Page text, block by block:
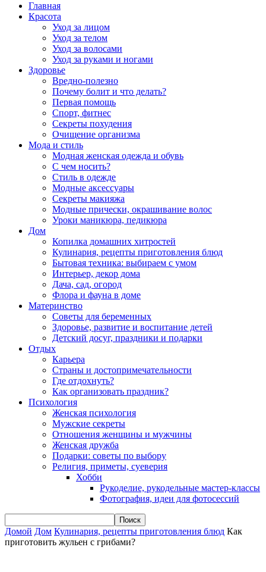
Главная
Красота
Уход за лицом
Уход за телом
Уход за волосами
Уход за руками и ногами
Здоровье
Вредно-полезно
Почему болит и что делать?
Первая помощь
Спорт, фитнес
Секреты похудения
Очищение организма
Мода и стиль
Модная женская одежда и обувь
С чем носить?
Стиль в одежде
Модные аксессуары
Секреты макияжа
Модные прически, окрашивание волос
Уроки маникюра, педикюра
Дом
Копилка домашних хитростей
Кулинария, рецепты приготовления блюд
Бытовая техника: выбираем с умом
Интерьер, декор дома
Дача, сад, огород
Флора и фауна в доме
Материнство
Советы для беременных
Здоровье, развитие и воспитание детей
Детский досуг, праздники и подарки
Отдых
Карьера
Страны и достопримечательности
Где отдохнуть?
Как организовать праздник?
Психология
Женская психология
Мужские секреты
Отношения женщины и мужчины
Женская дружба
Подарки: советы по выбору
Религия, приметы, суеверия
Хобби
Рукоделие, рукодельные мастер-классы
Фотография, идеи для фотосессий
Домой Дом Кулинария, рецепты приготовления блюд Как
приготовить жульен с грибами?